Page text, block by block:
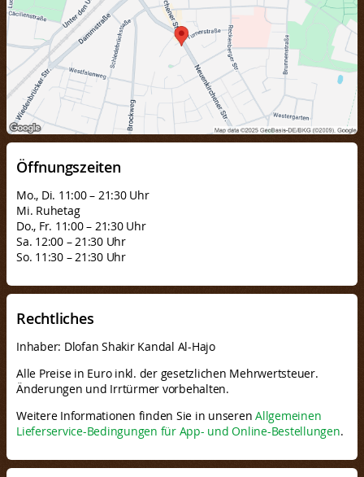
Öffnungszeiten
Mo., Di. 11:00 – 21:30 Uhr
Mi. Ruhetag
Do., Fr. 11:00 – 21:30 Uhr
Sa. 12:00 – 21:30 Uhr
So. 11:30 – 21:30 Uhr
Rechtliches
Inhaber: Dlofan Shakir Kandal Al-Hajo
Alle Preise in Euro inkl. der gesetzlichen Mehrwertsteuer.
Änderungen und Irrtürmer vorbehalten.
Weitere Informationen finden Sie in unseren Allgemeinen
Lieferservice-Bedingungen für App- und Online-Bestellungen.